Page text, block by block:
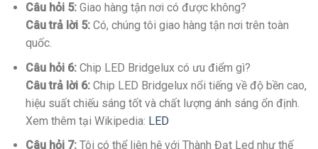
Câu hỏi 5:Giao hàng tận nơi có được không?
Câu trả lời 5:Có, chúng tôi giao hàng tận nơi trên toàn
quốc.
Câu hỏi 6:Chip LED Bridgelux có ưu điểm gì?
Câu trả lời 6:Chip LED Bridgelux nổi tiếng về độ bền cao,
hiệu suất chiếu sáng tốt và chất lượng ánh sáng ổn định.
Xem thêm tại Wikipedia: LED
Câu hỏi 7:Tôi có thể liên hệ với Thành Đạt Led như thế